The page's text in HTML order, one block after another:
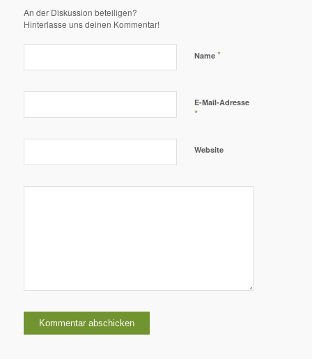
An der Diskussion beteiligen?
Hinterlasse uns deinen Kommentar!
Name *
E-Mail-Adresse
*
Website